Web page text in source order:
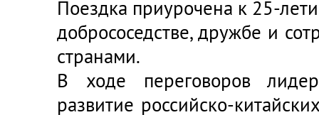
Поездка приурочена к 25-
добрососедстве, дружбе и
странами.
В ходе переговоров
развитие российско-